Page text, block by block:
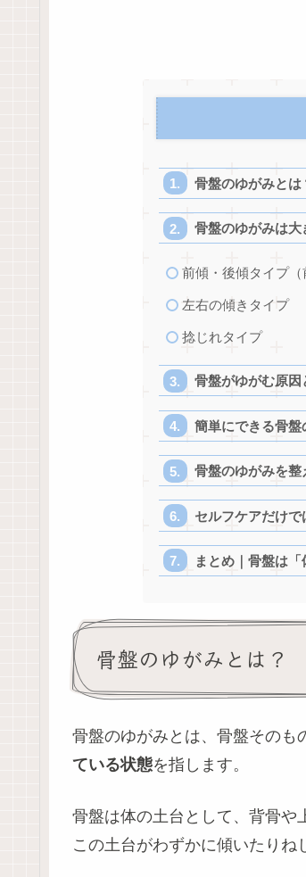
骨盤のゆがみとは
骨盤のゆがみは大
前傾・後傾タイプ（
左右の傾きタイプ
捻じれタイプ
骨盤がゆがむ原因
簡単にできる骨盤
骨盤のゆがみを
セルフケアだけ
まとめ｜骨盤は
骨盤のゆがみとは？
骨盤のゆがみとは、骨盤そのも
ている状態を指します。
骨盤は体の土台として、背骨や
この土台がわずかに傾いたりね